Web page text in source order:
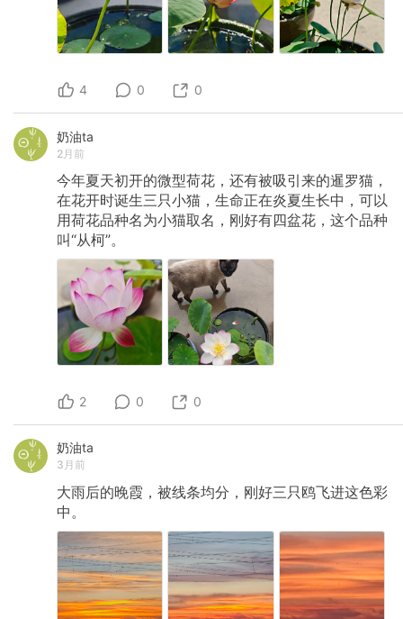
4 0 0
奶油ta
2月前
今年夏天初开的微型荷花，还有被吸引来的暹罗猫，
在花开时诞生三只小猫，生命正在炎夏生长中，可以
用荷花品种名为小猫取名，刚好有四盆花，这个品种
叫“从柯”。
2 0 0
奶油ta
3月前
大雨后的晚霞，被线条均分，刚好三只鸥飞进这色彩
中。